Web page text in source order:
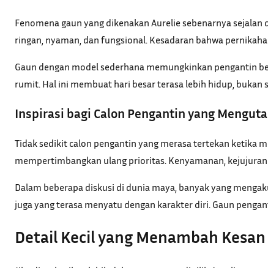
Fenomena gaun yang dikenakan Aurelie sebenarnya
ringan, nyaman, dan fungsional. Kesadaran bahwa
Gaun dengan model sederhana memungkinkan pengantin
rumit. Hal ini membuat hari besar terasa lebih hidup,
Inspirasi bagi Calon Pengantin yang
Tidak sedikit calon pengantin yang merasa tertekan ketika
mempertimbangkan ulang prioritas. Kenyamanan,
Dalam beberapa diskusi di dunia maya, banyak yang
juga yang terasa menyatu dengan karakter diri. Gaun
Detail Kecil yang Menambah